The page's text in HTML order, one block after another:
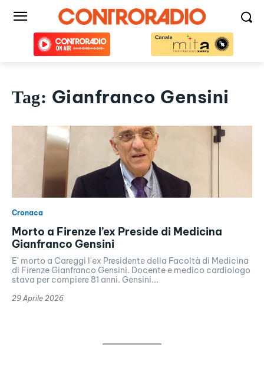
Tag: Gianfranco Gensini
Cronaca
Morto a Firenze l’ex Preside di Medicina
Gianfranco Gensini
E' morto a Careggi l'ex Presidente della Facoltà di Medicina
di Firenze Gianfranco Gensini. Docente e medico cardiologo
stava per compiere 81 anni. Gensini...
29 Aprile 2026